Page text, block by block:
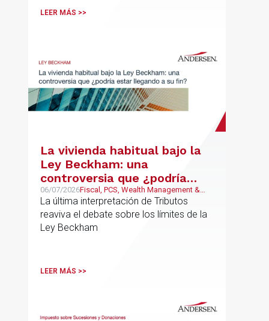
LEER MÁS >>
La vivienda habitual bajo la
Ley Beckham: una
controversia que ¿podría
estar llegando a su fin?
06/07/2026Fiscal, PCS, Wealth Management &
Family Business
La última interpretación de Tributos
reaviva el debate sobre los límites de la
Ley Beckham
LEER MÁS >>